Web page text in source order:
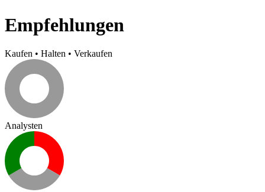
Empfehlungen
Kaufen • Halten • Verkaufen
Analysten